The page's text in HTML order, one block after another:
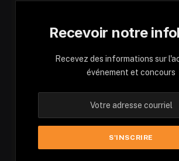
Recevoir notre
Recevez des informations sur
événement et concours